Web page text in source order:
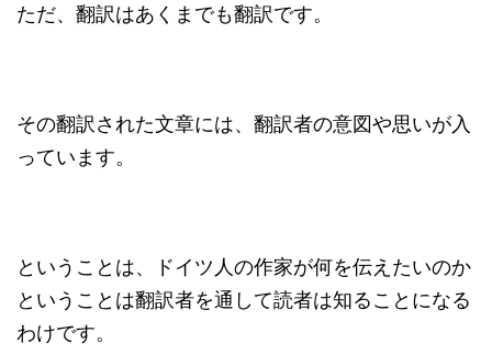
ただ、翻訳はあくまでも翻訳です。
その翻訳された文章には、翻訳者の意図や思いが入
っています。
ということは、ドイツ人の作家が何を伝えたいのか
ということは翻訳者を通して読者は知ることになる
わけです。